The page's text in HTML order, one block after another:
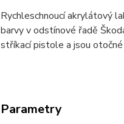
Rychleschnoucí akrylátový
barvy v odstínové řadě
stříkací pistole a jsou otočné
Parametry